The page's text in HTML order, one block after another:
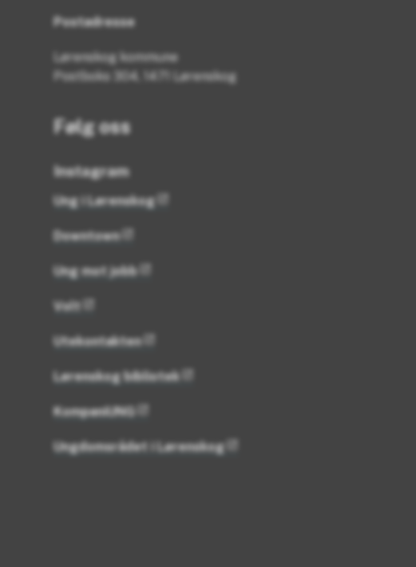
Postadresse
Lørenskog kommune
Postboks 304, 1471 Lørenskog
Følg oss
Instagram
Ung i Lørenskog
Downtown
Ung mot jobb
Volt
Utekontakten
Lørenskog bibliotek
KompaniUNG
Ungdomsrådet i Lørenskog